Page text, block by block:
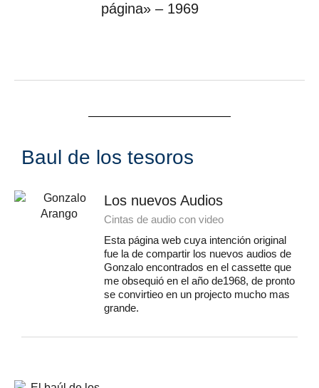
página» – 1969
Baul de los tesoros
Los nuevos Audios
Cintas de audio con video
Esta página web cuya intención original
fue la de compartir los nuevos audios de
Gonzalo encontrados en el cassette que
me obsequió en el año de1968, de pronto
se convirtieo en un projecto mucho mas
grande.